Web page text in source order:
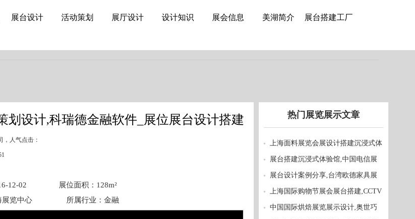
展台设计 活动策划 展厅设计 设计知识 展会信息 美湖简介 展台搭建工厂
划设计,科瑞德金融软件_展位展台设计搭建
， 人气点击：
02 展位面积：128m²
海展览中心 所属行业：金融
热门 展览展示文章
上海面料展览会展设计搭建沉浸式体
验馆欣赏,如意集团展台设计-美湖
展台搭建沉浸式体验馆,中国电信展
会展台设计搭建-美湖展览
展台设计案例分享,台湾欧德家具展
览设计-美湖展览
上海国际购物节展会展台搭建,CCTV
购物频道展览设计-美湖
中国国际烘焙展览展示设计,奥世巧